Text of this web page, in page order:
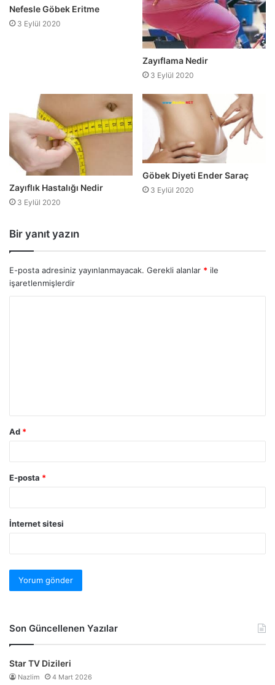
Nefesle Göbek Eritme
3 Eylül 2020
Zayıflama Nedir
3 Eylül 2020
Zayıflık Hastalığı Nedir
3 Eylül 2020
Göbek Diyeti Ender Saraç
3 Eylül 2020
Bir yanıt yazın
E-posta adresiniz yayınlanmayacak. Gerekli alanlar * ile
işaretlenmişlerdir
Ad *
E-posta *
İnternet sitesi
Son Güncellenen Yazılar
Star TV Dizileri
Nazlim 4 Mart 2026